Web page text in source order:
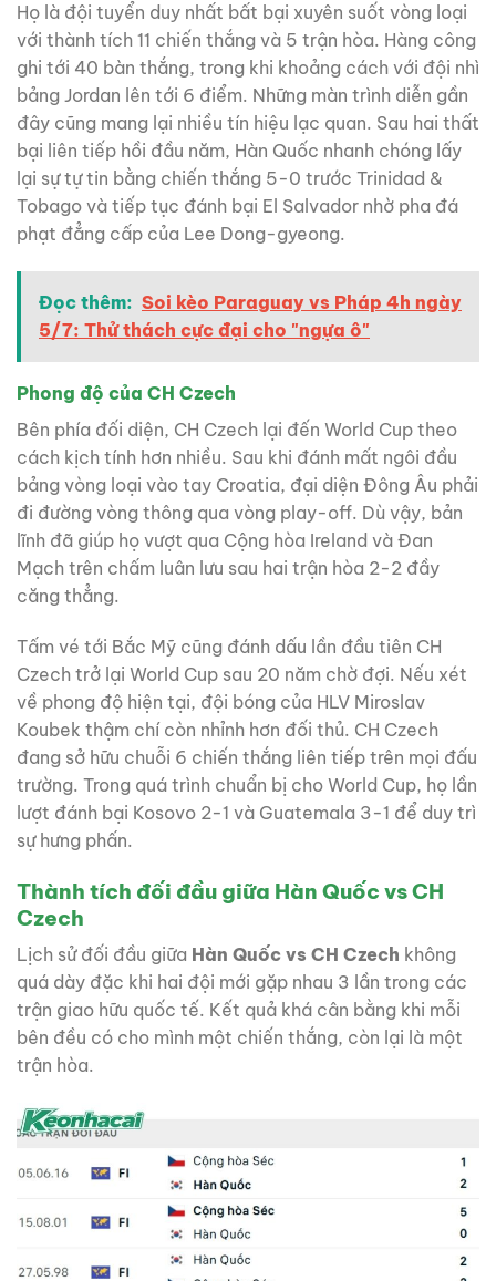
Họ là đội tuyển duy nhất bất bại xuyên suốt vòng loại
với thành tích 11 chiến thắng và 5 trận hòa. Hàng công
ghi tới 40 bàn thắng, trong khi khoảng cách với đội nhì
bảng Jordan lên tới 6 điểm. Những màn trình diễn gần
đây cũng mang lại nhiều tín hiệu lạc quan. Sau hai thất
bại liên tiếp hồi đầu năm, Hàn Quốc nhanh chóng lấy
lại sự tự tin bằng chiến thắng 5-0 trước Trinidad &
Tobago và tiếp tục đánh bại El Salvador nhờ pha đá
phạt đẳng cấp của Lee Dong-gyeong.
Đọc thêm: Soi kèo Paraguay vs Pháp 4h ngày
5/7: Thử thách cực đại cho "ngựa ô"
Phong độ của CH Czech
Bên phía đối diện, CH Czech lại đến World Cup theo
cách kịch tính hơn nhiều. Sau khi đánh mất ngôi đầu
bảng vòng loại vào tay Croatia, đại diện Đông Âu phải
đi đường vòng thông qua vòng play-off. Dù vậy, bản
lĩnh đã giúp họ vượt qua Cộng hòa Ireland và Đan
Mạch trên chấm luân lưu sau hai trận hòa 2-2 đầy
căng thẳng.
Tấm vé tới Bắc Mỹ cũng đánh dấu lần đầu tiên CH
Czech trở lại World Cup sau 20 năm chờ đợi. Nếu xét
về phong độ hiện tại, đội bóng của HLV Miroslav
Koubek thậm chí còn nhỉnh hơn đối thủ. CH Czech
đang sở hữu chuỗi 6 chiến thắng liên tiếp trên mọi đấu
trường. Trong quá trình chuẩn bị cho World Cup, họ lần
lượt đánh bại Kosovo 2-1 và Guatemala 3-1 để duy trì
sự hưng phấn.
Thành tích đối đầu giữa Hàn Quốc vs CH
Czech
Lịch sử đối đầu giữa Hàn Quốc vs CH Czech không
quá dày đặc khi hai đội mới gặp nhau 3 lần trong các
trận giao hữu quốc tế. Kết quả khá cân bằng khi mỗi
bên đều có cho mình một chiến thắng, còn lại là một
trận hòa.